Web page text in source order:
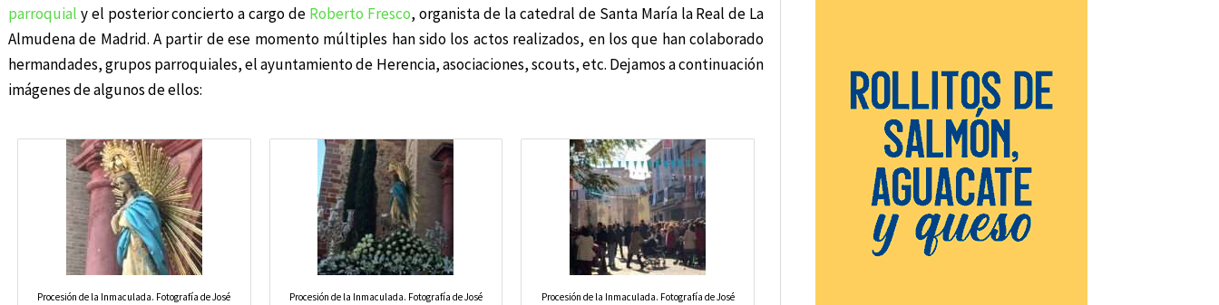
parroquial y el posterior concierto a cargo de Roberto Fresco, organista de la catedral de Santa María la Real de La
Almudena de Madrid. A partir de ese momento múltiples han sido los actos realizados, en los que han colaborado
hermandades, grupos parroquiales, el ayuntamiento de Herencia, asociaciones, scouts, etc. Dejamos a continuación
imágenes de algunos de ellos:
Procesión de la Inmaculada. Fotografía de José
Procesión de la Inmaculada. Fotografía de José
Procesión de la Inmaculada. Fotografía de José